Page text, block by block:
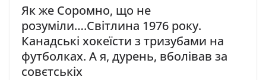
Як же Соромно, що не
розуміли….Світлина 1976 року.
Канадські хокеїсти з тризубами на
футболках. А я, дурень, вболівав за
совєтськіх